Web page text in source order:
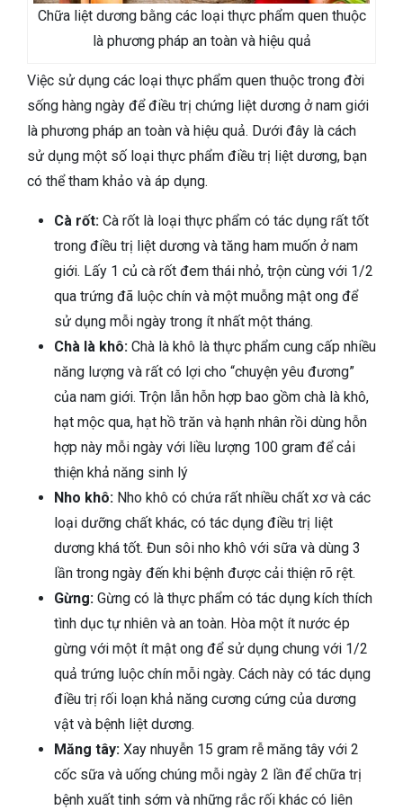
Chữa liệt dương bằng các loại thực phẩm quen thuộc
là phương pháp an toàn và hiệu quả
Việc sử dụng các loại thực phẩm quen thuộc trong đời
sống hàng ngày để điều trị chứng liệt dương ở nam giới
là phương pháp an toàn và hiệu quả. Dưới đây là cách
sử dụng một số loại thực phẩm điều trị liệt dương, bạn
có thể tham khảo và áp dụng.
Cà rốt: Cà rốt là loại thực phẩm có tác dụng rất tốt
trong điều trị liệt dương và tăng ham muốn ở nam
giới. Lấy 1 củ cà rốt đem thái nhỏ, trộn cùng với 1/2
qua trứng đã luộc chín và một muỗng mật ong để
sử dụng mỗi ngày trong ít nhất một tháng.
Chà là khô: Chà là khô là thực phẩm cung cấp nhiều
năng lượng và rất có lợi cho “chuyện yêu đương”
của nam giới. Trộn lẫn hỗn hợp bao gồm chà là khô,
hạt mộc qua, hạt hồ trăn và hạnh nhân rồi dùng hỗn
hợp này mỗi ngày với liều lượng 100 gram để cải
thiện khả năng sinh lý
Nho khô: Nho khô có chứa rất nhiều chất xơ và các
loại dưỡng chất khác, có tác dụng điều trị liệt
dương khá tốt. Đun sôi nho khô với sữa và dùng 3
lần trong ngày đến khi bệnh được cải thiện rõ rệt.
Gừng: Gừng có là thực phẩm có tác dụng kích thích
tình dục tự nhiên và an toàn. Hòa một ít nước ép
gừng với một ít mật ong để sử dụng chung với 1/2
quả trứng luộc chín mỗi ngày. Cách này có tác dụng
điều trị rối loạn khả năng cương cứng của dương
vật và bệnh liệt dương.
Măng tây: Xay nhuyễn 15 gram rễ măng tây với 2
cốc sữa và uống chúng mỗi ngày 2 lần để chữa trị
bệnh xuất tinh sớm và những rắc rối khác có liên